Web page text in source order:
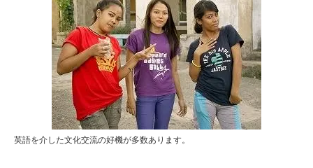
英語を介した文化交流の好機が多数あります。